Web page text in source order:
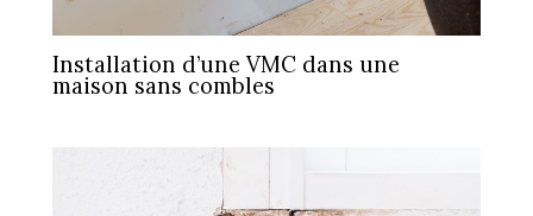
Installation d’une VMC dans une
maison sans combles